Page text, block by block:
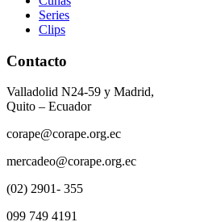
Series
Clips
Contacto
Valladolid N24-59 y Madrid,
Quito – Ecuador
corape@corape.org.ec
mercadeo@corape.org.ec
(02) 2901- 355
099 749 4191